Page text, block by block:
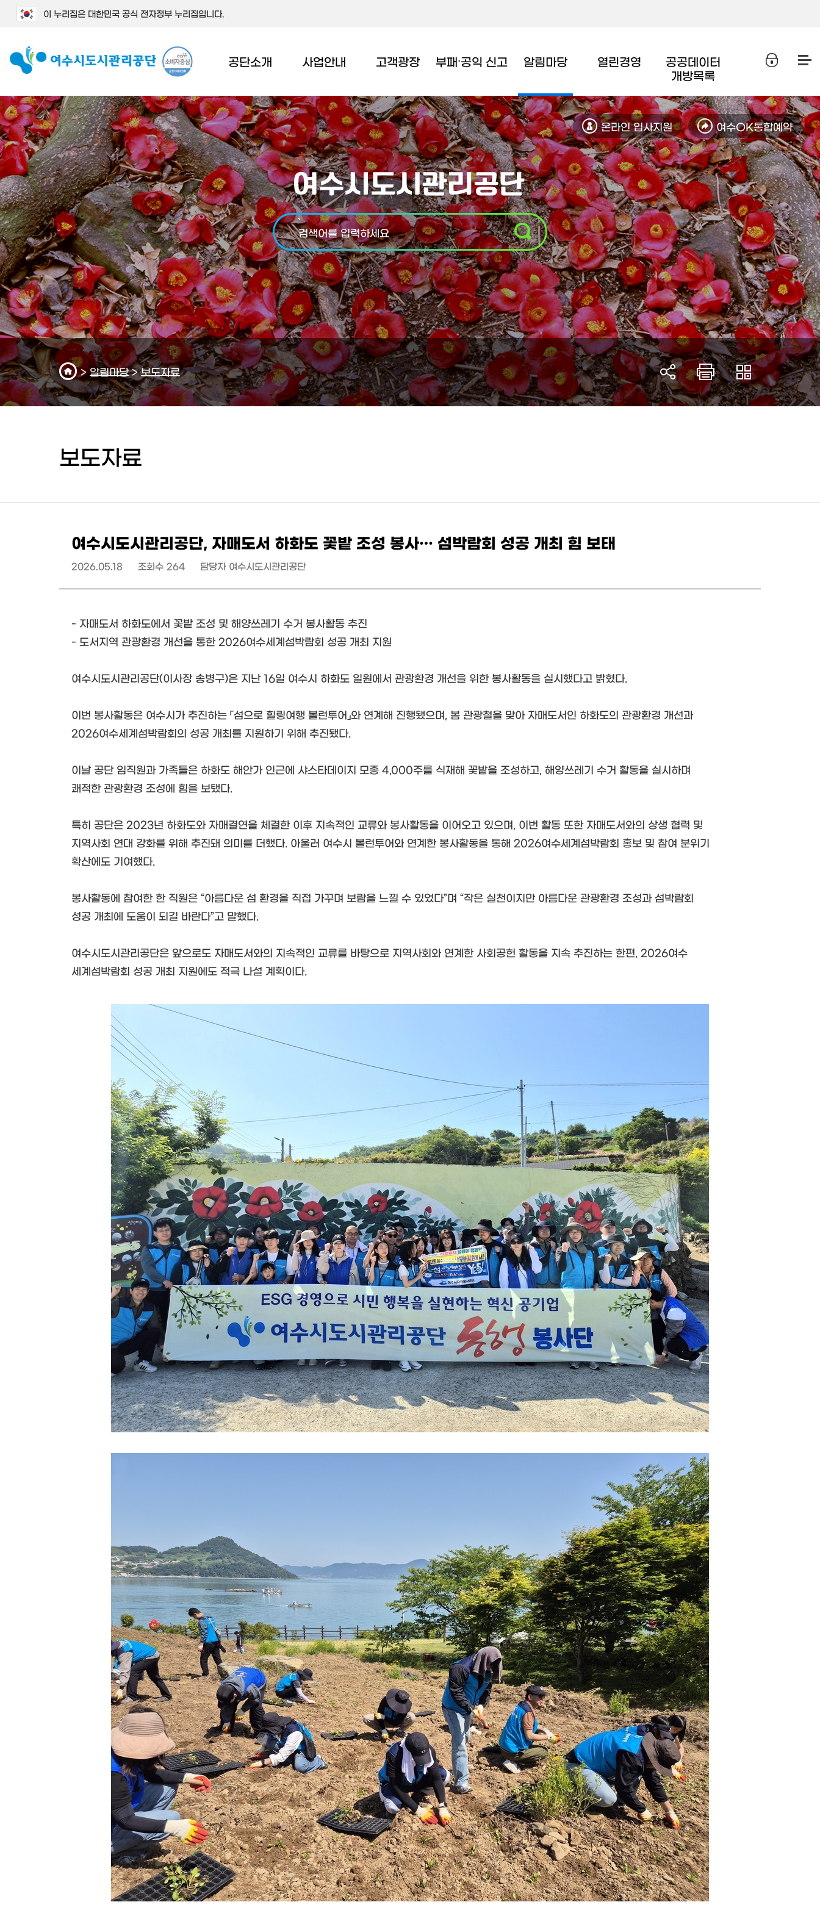
이 누리집은 대한민국 공식 전자정부 누리집입니다.
공단소개 사업안내 고객광장 부패∙공익 신고 알림마당 열린경영
공공데이터
개방목록
온라인 입사지원 여수OK통합예약
`
검색어를 입력하세요
>알림마당>보도자료
보도자료
여수시도시관리공단, 자매도서 하화도 꽃밭 조성 봉사… 섬박람회 성공 개최 힘 보태
2026.05.18 조회수 264 담당자 여수시도시관리공단
- 자매도서 하화도에서 꽃밭 조성 및 해양쓰레기 수거 봉사활동 추진
- 도서지역 관광환경 개선을 통한 2026여수세계섬박람회 성공 개최 지원
여수시도시관리공단(이사장 송병구)은 지난 16일 여수시 하화도 일원에서 관광환경 개선을 위한 봉사활동을 실시했다고 밝혔다.
이번 봉사활동은 여수시가 추진하는 「섬으로 힐링여행 볼런투어」와 연계해 진행됐으며, 봄 관광철을 맞아 자매도서인 하화도의 관광환경 개선과
2026여수세계섬박람회의 성공 개최를 지원하기 위해 추진됐다.
이날 공단 임직원과 가족들은 하화도 해안가 인근에 샤스타데이지 모종 4,000주를 식재해 꽃밭을 조성하고, 해양쓰레기 수거 활동을 실시하며
쾌적한 관광환경 조성에 힘을 보탰다.
특히 공단은 2023년 하화도와 자매결연을 체결한 이후 지속적인 교류와 봉사활동을 이어오고 있으며, 이번 활동 또한 자매도서와의 상생 협력 및
지역사회 연대 강화를 위해 추진돼 의미를 더했다. 아울러 여수시 볼런투어와 연계한 봉사활동을 통해 2026여수세계섬박람회 홍보 및 참여 분위기
확산에도 기여했다.
봉사활동에 참여한 한 직원은 “아름다운 섬 환경을 직접 가꾸며 보람을 느낄 수 있었다”며 “작은 실천이지만 아름다운 관광환경 조성과 섬박람회
성공 개최에 도움이 되길 바란다”고 말했다.
여수시도시관리공단은 앞으로도 자매도서와의 지속적인 교류를 바탕으로 지역사회와 연계한 사회공헌 활동을 지속 추진하는 한편, 2026여수
세계섬박람회 성공 개최 지원에도 적극 나설 계획이다.